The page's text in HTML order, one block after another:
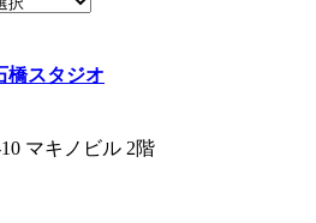
橋スタジオ
マキノビル 2階